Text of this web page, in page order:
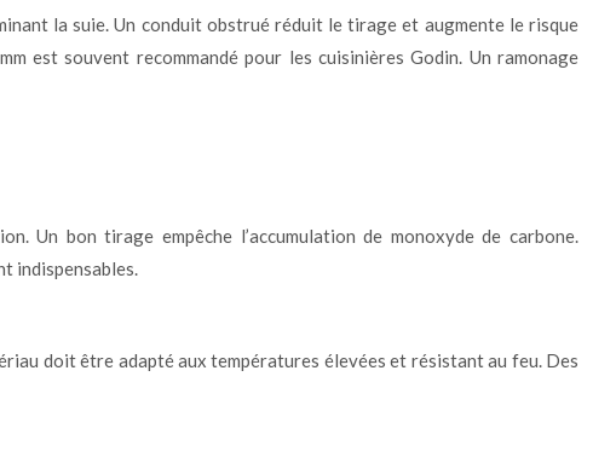
la suie. Un conduit obstrué réduit le tirage et augmente le risque
est souvent recommandé pour les cuisinières Godin. Un ramonage
Un bon tirage empêche l’accumulation de monoxyde de carbone.
indispensables.
doit être adapté aux températures élevées et résistant au feu. Des